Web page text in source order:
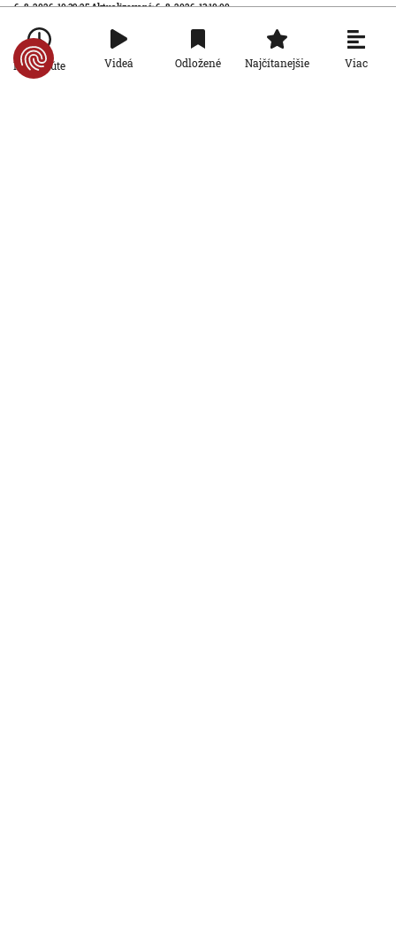
6. 8. 2026, 10:39:25Aktualizované:6. 8. 2026, 13:10:00
Svet
Dron s výbušninami, ktorý našli na
letisku, predstavuje novú úroveň
Po minúte Videá Odložené Najčítanejšie Viac